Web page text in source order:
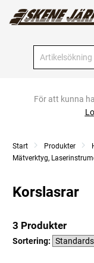
För att kunna
Start Produkter
Mätverktyg,
Korslasrar
3 Produkter
Sortering: